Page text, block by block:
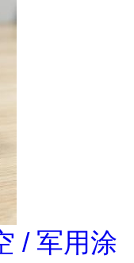
/ 军用涂